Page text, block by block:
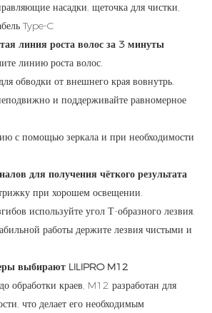
насадки, щеточка для чистки,
Type-C
линия роста волос за 3 минуты
линию роста волос.
обводки от внешнего края вовнутрь.
и поддерживайте равномерное
с помощью зеркала и при необходимости
для получения чёткого результата
при хорошем освещении.
используйте угол Т-образного лезвия.
работы держите лезвия чистыми и
выбирают LILIPRO M12
обработки краев, M12 разработан для
что делает его необходимым